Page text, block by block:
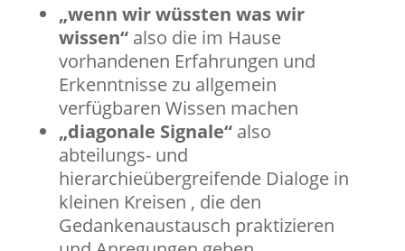
„wenn wir wüssten was wir
wissen“also die im Hause
vorhandenen Erfahrungen und
Erkenntnisse zu allgemein
verfügbaren Wissen machen
„diagonale Signale“also
abteilungs- und
hierarchieübergreifende Dialoge in
kleinen Kreisen , die den
Gedankenaustausch praktizieren